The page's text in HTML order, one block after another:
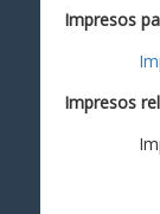
Impresos
Impresos